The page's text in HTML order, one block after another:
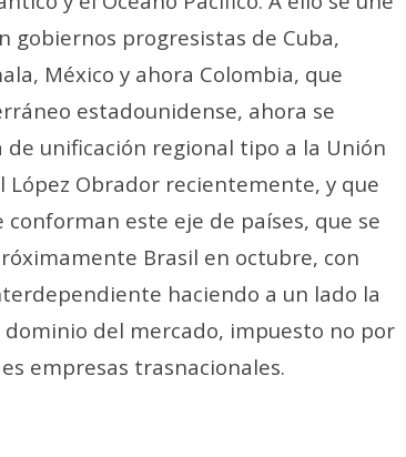
progresistas de Cuba,
México y ahora Colombia, que
estadounidense, ahora se
unificación regional tipo a la Unión
López Obrador recientemente, y que
este eje de países, que se
Brasil en octubre, con
haciendo a un lado la
del mercado, impuesto no por
empresas trasnacionales.